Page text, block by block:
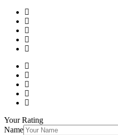
Your Rating
Name